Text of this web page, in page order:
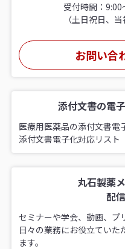
受付時間：9:00
（土日祝日、
お問い合
添付文書の電
医療用医薬品の添付文書電
添付文書電子化対応リスト
丸石製薬
配
セミナーや学会、動画、プ
日々の業務にお役立ていた
ます。